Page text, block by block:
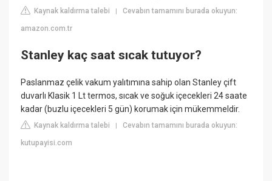
Kaynak kaldırma talebi |Cevabın tamamını burada okuyun:
amazon.com.tr
Stanley kaç saat sıcak tutuyor?
Paslanmaz çelik vakum yalıtımına sahip olan Stanley çift
duvarlı Klasik 1 Lt termos, sıcak ve soğuk içecekleri 24 saate
kadar (buzlu içecekleri 5 gün) korumak için mükemmeldir.
Kaynak kaldırma talebi |Cevabın tamamını burada okuyun:
kutupayisi.com